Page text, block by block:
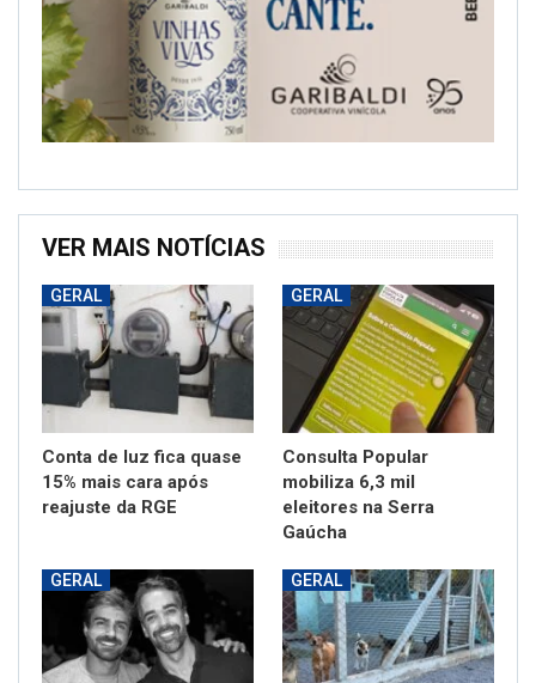
VER MAIS NOTÍCIAS
GERAL
Conta de luz fica quase
15% mais cara após
reajuste da RGE
GERAL
Consulta Popular
mobiliza 6,3 mil
eleitores na Serra
Gaúcha
GERAL GERAL